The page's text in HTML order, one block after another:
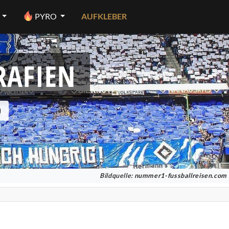
PYRO AUFKLEBER
Bildquelle: nummer1-fussballreisen.com